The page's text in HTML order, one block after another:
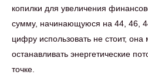
копилки для увеличения
сумму, начинающуюся на 44, 46,
цифру использовать не стоит,
останавливать энергетические
точке.